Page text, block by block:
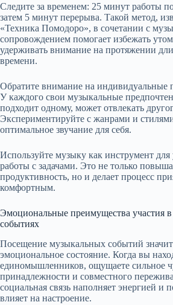
Следите за временем: 25 минут работы
затем 5 минут перерыва. Такой метод,
«Техника Помодоро», в сочетании с
сопровождением помогает избежать
удерживать внимание на протяжении
времени.
Обратите внимание на индивидуальные
У каждого свои музыкальные
подходит одному, может отвлекать
Экспериментируйте с жанрами и
оптимальное звучание для себя.
Используйте музыку как инструмент
работы с задачами. Это не только
продуктивность, но и делает процесс
комфортным.
Эмоциональные преимущества участия
событиях
Посещение музыкальных событий
эмоциональное состояние. Когда вы
единомышленников, ощущаете сильное
принадлежности и совместного
социальная связь наполняет энергией и
влияет на настроение.